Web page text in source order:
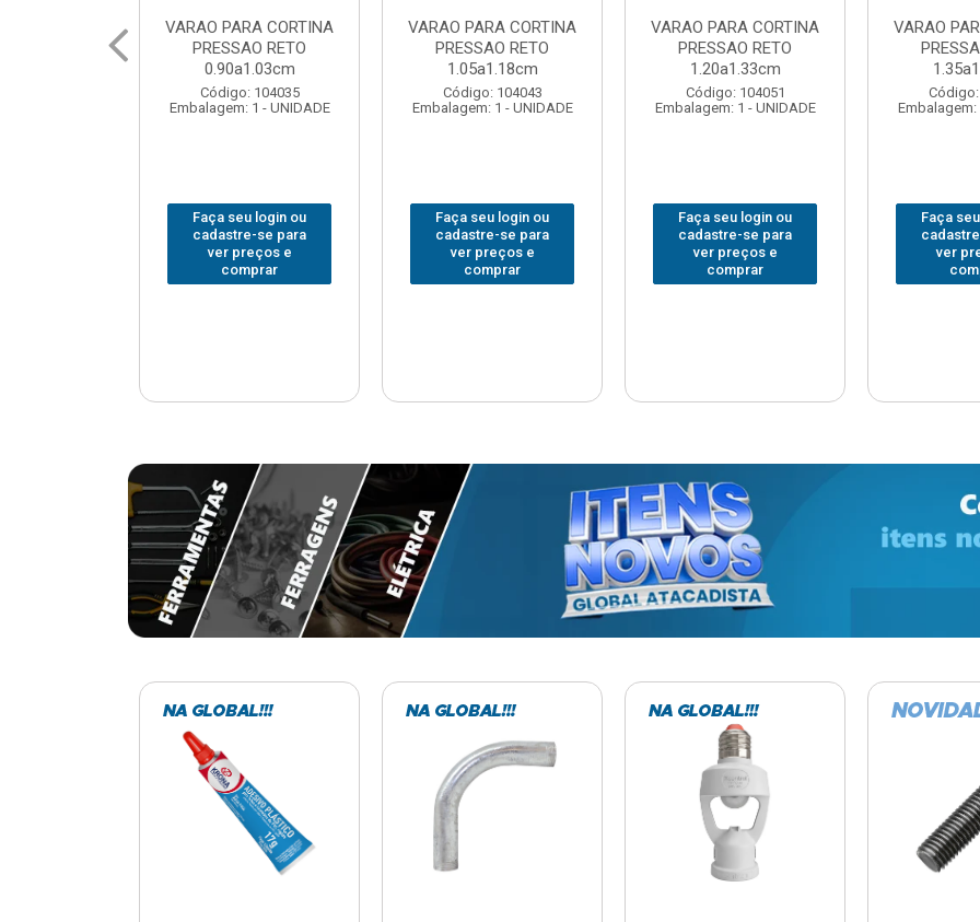
VARAO PARA CORTINA
PRESSAO RETO
1.05a1.18cm
Código: 104043
Embalagem: 1 - UNIDADE
Faça seu login ou
cadastre-se para
ver preços e
comprar
VARAO PARA CORTINA
PRESSAO RETO
1.20a1.33cm
Código: 104051
Embalagem: 1 - UNIDADE
Faça seu login ou
cadastre-se para
ver preços e
comprar
VARAO PARA CORTINA
PRESSAO RETO
1.35a1.48cm
Código: 104060
Embalagem: 1 - UNIDADE
Faça seu login ou
cadastre-se para
ver preços e
comprar
VARAO
Embalagem:
Faça
ver